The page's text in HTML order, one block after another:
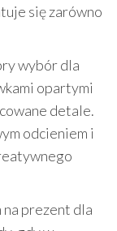
się zarówno
wybór dla
opartymi
detale.
odcieniem i
na prezent dla